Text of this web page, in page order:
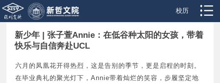
校历
新少年 | 张子萱Annie：在低谷种太阳的女孩，带着
快乐与自信奔赴UCL
六月的凤凰花开得热烈，这是告别的季节，更是启程的时刻。
在毕业典礼的聚光灯下，Annie带着灿烂的笑容，步履坚定地